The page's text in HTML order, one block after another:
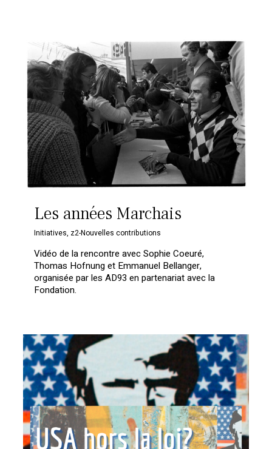
Les années Marchais
Initiatives, z2-Nouvelles contributions
Vidéo de la rencontre avec Sophie Coeuré,
Thomas Hofnung et Emmanuel Bellanger,
organisée par les AD93 en partenariat avec la
Fondation.